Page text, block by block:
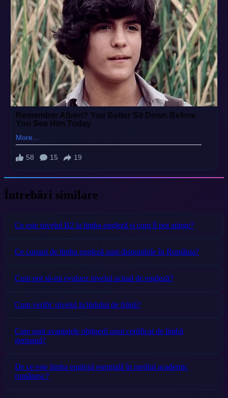
Întrebări similare
Ce este nivelul B2 la limba engleză și cum îl pot atinge?
Ce cursuri de limba engleză sunt disponibile în România?
Cum pot să-mi evaluez nivelul actual de engleză?
Cum verific nivelul lichidului de frână?
Care sunt avantajele obținerii unui certificat de limbă
germană?
De ce este limba engleză esențială în mediul academic
românesc?